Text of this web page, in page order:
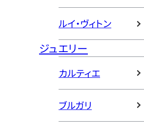
ルイ・ヴィトン
ジュエリー
カルティエ
ブルガリ